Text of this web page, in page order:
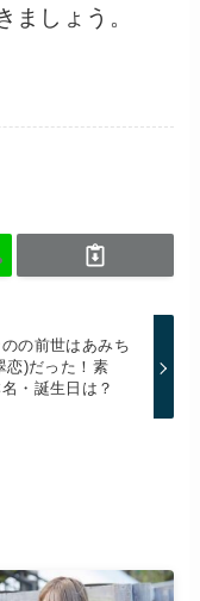
ましょう。
の前世はあみち
恋)だった！素
・誕生日は？